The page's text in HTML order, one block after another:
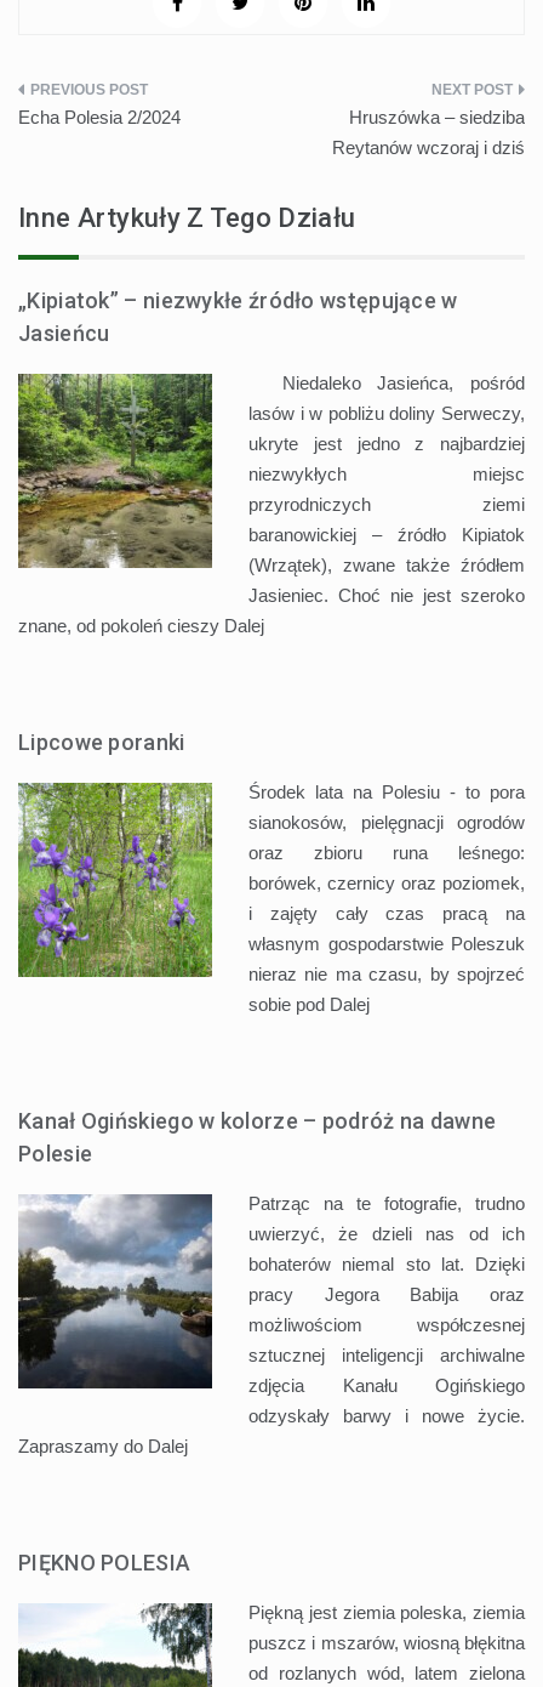
Nawigacja
Echa Polesia 2/2024
Hruszówka – siedziba
Reytanów wczoraj i dziś
Inne Artykuły Z Tego Działu
„Kipiatok” – niezwykłe źródło wstępujące w
Jasieńcu
Niedaleko Jasieńca, pośród
lasów i w pobliżu doliny Serweczy,
ukryte jest jedno z najbardziej
niezwykłych miejsc
przyrodniczych ziemi
baranowickiej – źródło Kipiatok
(Wrzątek), zwane także źródłem
Jasieniec. Choć nie jest szeroko
znane, od pokoleń cieszy Dalej
Lipcowe poranki
Środek lata na Polesiu - to pora
sianokosów, pielęgnacji ogrodów
oraz zbioru runa leśnego:
borówek, czernicy oraz poziomek,
i zajęty cały czas pracą na
własnym gospodarstwie Poleszuk
nieraz nie ma czasu, by spojrzeć
sobie pod Dalej
Kanał Ogińskiego w kolorze – podróż na dawne
Polesie
Patrząc na te fotografie, trudno
uwierzyć, że dzieli nas od ich
bohaterów niemal sto lat. Dzięki
pracy Jegora Babija oraz
możliwościom współczesnej
sztucznej inteligencji archiwalne
zdjęcia Kanału Ogińskiego
odzyskały barwy i nowe życie.
Zapraszamy do Dalej
PIĘKNO POLESIA
Piękną jest ziemia poleska, ziemia
puszcz i mszarów, wiosną błękitna
od rozlanych wód, latem zielona